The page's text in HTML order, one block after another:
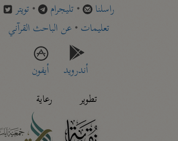
راسلنا • تليجرام • تويتر
تعليمات• عن الباحث القرآني
أندرويد
أيفون
تطوير
رعاية